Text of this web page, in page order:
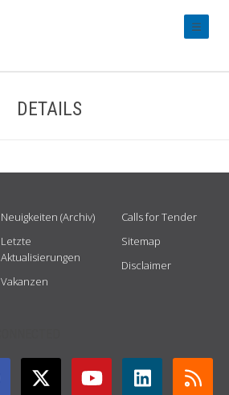
DETAILS
Neuigkeiten (Archiv)
Letzte
Aktualisierungen
Vakanzen
Calls for Tender
Sitemap
Disclaimer